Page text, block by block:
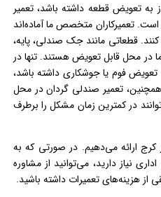
به تعویض قطعه داشته باشد، تعمیر
تعمیرکاران متخصص ما آماده‌اند
قطعاتی مانند جک صندلی، پایه،
محل قابل تعویض هستند. تنها در
فوم یا جوشکاری داشته باشد،
تعمیر صندلی گردان در محل
در کمترین زمان مشکل را برطرف
کرج ارائه می‌دهیم. در صورتی که به
نیاز دارید، می‌توانید از مشاوره
از هزینه‌های تعمیرات داشته باشید.